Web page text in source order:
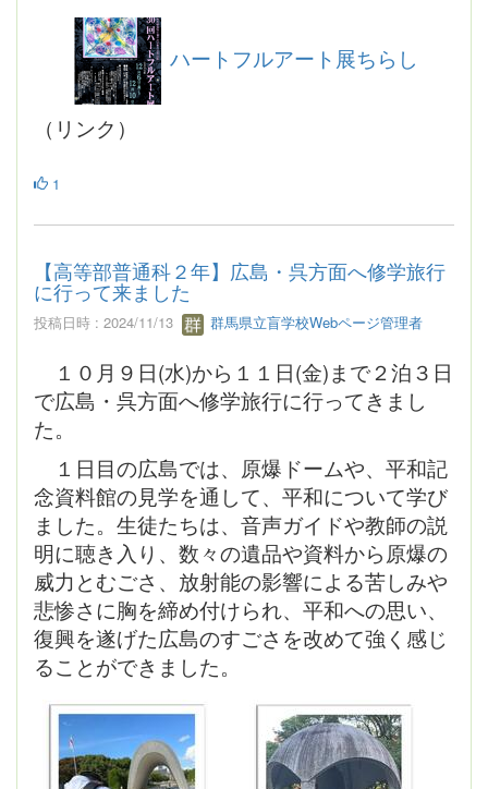
ハートフルアート展ちらし
（リンク）
1
【高等部普通科２年】広島・呉方面へ修学旅行
に行って来ました
投稿日時 : 2024/11/13 群馬県立盲学校Webページ管理者
１０月９日(水)から１１日(金)まで２泊３日
で広島・呉方面へ修学旅行に行ってきまし
た。
１日目の広島では、原爆ドームや、平和記
念資料館の見学を通して、平和について学び
ました。生徒たちは、音声ガイドや教師の説
明に聴き入り、数々の遺品や資料から原爆の
威力とむごさ、放射能の影響による苦しみや
悲惨さに胸を締め付けられ、平和への思い、
復興を遂げた広島のすごさを改めて強く感じ
ることができました。